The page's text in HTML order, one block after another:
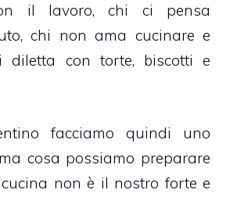
il lavoro, chi ci pensa
chi non ama cucinare e
diletta con torte, biscotti e
facciamo quindi uno
cosa possiamo preparare
non è il nostro forte e